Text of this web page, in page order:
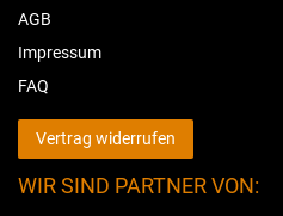
AGB
Impressum
FAQ
Vertrag widerrufen
WIR SIND PARTNER VON: